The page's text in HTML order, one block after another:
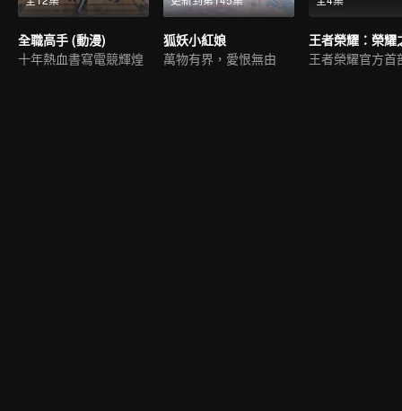
全職高手 (動漫)
十年熱血書寫電競輝煌
狐妖小紅娘
萬物有界，愛恨無由
王者榮耀官方首